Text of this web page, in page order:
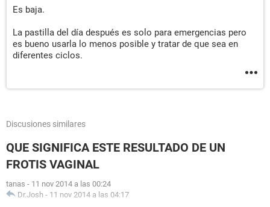
Es baja.
La pastilla del día después es solo para emergencias pero
es bueno usarla lo menos posible y tratar de que sea en
diferentes ciclos.
Discusiones similares
QUE SIGNIFICA ESTE RESULTADO DE UN
FROTIS VAGINAL
tanas - 11 nov 2014 a las 00:24
Dr.Josh - 11 nov 2014 a las 04:17